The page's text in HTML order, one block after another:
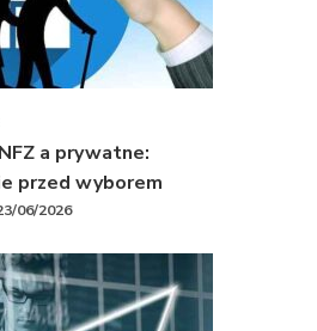
a prywatne:
przed wyborem
06/2026